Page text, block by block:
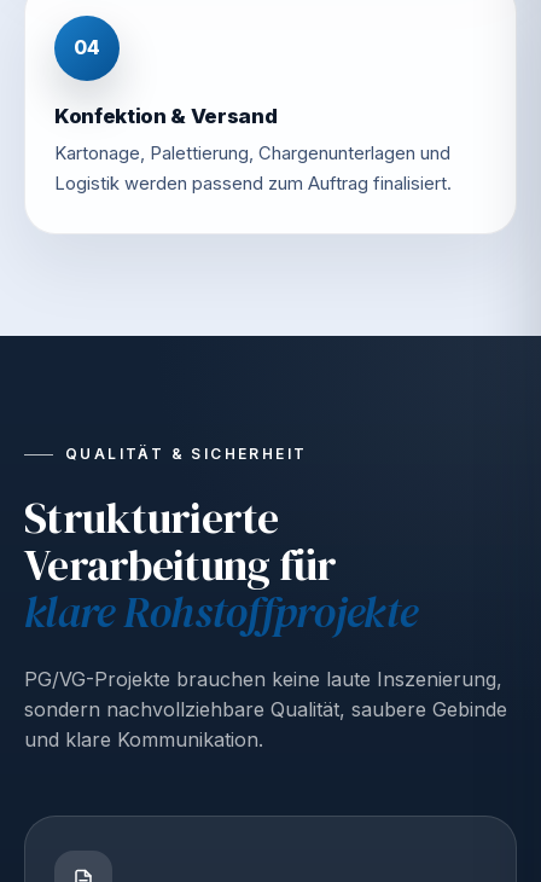
04
Konfektion & Versand
Kartonage, Palettierung, Chargenunterlagen und
Logistik werden passend zum Auftrag finalisiert.
QUALITÄT & SICHERHEIT
Strukturierte
Verarbeitung für
klare Rohstoffprojekte
PG/VG-Projekte brauchen keine laute Inszenierung,
sondern nachvollziehbare Qualität, saubere Gebinde
und klare Kommunikation.